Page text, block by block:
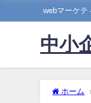
webマーケテ
中小
ホーム